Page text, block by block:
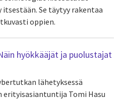
Se täytyy rakentaa
oppien.
hyökkääjät ja puolustajat
lähetyksessä
Tomi Hasu